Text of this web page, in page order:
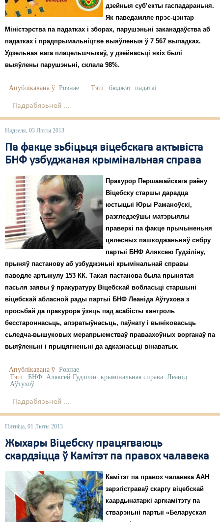
дзейныя суб’екты гаспадараньня.
Як паведамляе прэс-цэнтар
Міністэрства па падатках і зборах, парушэньні заканадаўства аб
падатках і прадпрымальніцтве выяўленыя ў 7 567 выпадках.
Удзельная вага плацельшчыкаў, у дзейнасьці якіх былі
выяўлены парушэньні, склала 98%.
Апублікавана ў Рознае Тэгі: бюджэт падаткі
Падрабязьней ...
Нядзеля, 03 Люты 2013
Па факце зьбіцьця віцебскага актывіста
БНФ узбуджаная крымінальная справа
Пракурор Першамайскага раёну
Віцебску старшы дарадца
юстыцыі Юры Раманоўскі,
разгледзеўшы матэрыялы
праверкі па факце прычыненьня
цялесных пашкоджаньняў сябру
партыі БНФ Аляксею Гудзіліну,
прыняў пастанову аб узбуджэньні крымінальнай справы
паводле артыкулу 153 КК. Такая пастанова была прынятая
пасьля заявы ў пракуратуру Віцебскай вобласьці старшыні
віцебскай абласной рады партыі БНФ Леаніда Аўтухова з
просьбай да пракурора ўзяць пад асабісты кантроль
бесстароннасьць, апэратыўнасьць, паўнату і выніковасьць
сьледча-вышуковых мерапрыемстваў праваахоўных ворганаў па
выяўленьні і прыцягненьні да адказнасьці вінаватых.
Апублікавана ў Рознае
Тэгі: БНФ Аляксей Гудзілін крымінальная справа Леанід
Аўтухоў
Падрабязьней ...
Пятніца, 01 Люты 2013
Жыхары Віцебску працягваюць
скардзіцца ў Камітэт па правох чалавека
Камітэт па правох чалавека ААН
зарэгістраваў скаргу віцебскай
каардынатаркі аргкамітэту па
стварэньні партыі «Беларуская